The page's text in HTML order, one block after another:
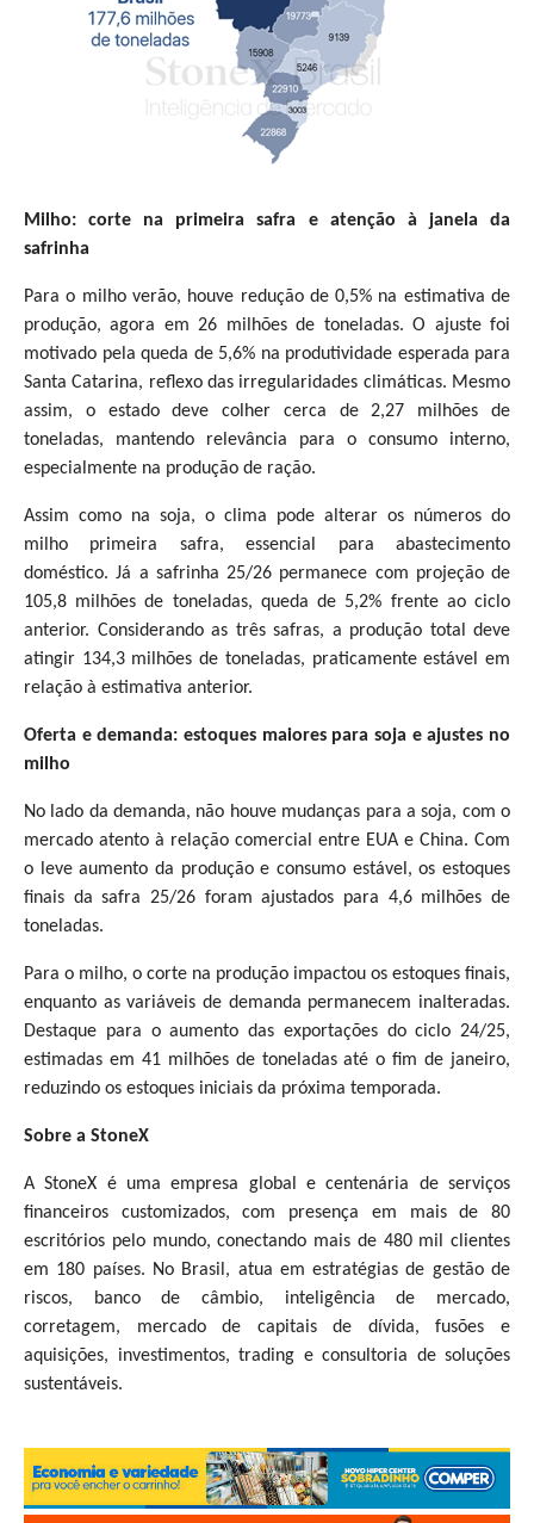
Milho: corte na primeira safra e atenção à janela da
safrinha
Para o milho verão, houve redução de 0,5% na estimativa de
produção, agora em 26 milhões de toneladas. O ajuste foi
motivado pela queda de 5,6% na produtividade esperada para
Santa Catarina, reflexo das irregularidades climáticas. Mesmo
assim, o estado deve colher cerca de 2,27 milhões de
toneladas, mantendo relevância para o consumo interno,
especialmente na produção de ração.
Assim como na soja, o clima pode alterar os números do
milho primeira safra, essencial para abastecimento
doméstico. Já a safrinha 25/26 permanece com projeção de
105,8 milhões de toneladas, queda de 5,2% frente ao ciclo
anterior. Considerando as três safras, a produção total deve
atingir 134,3 milhões de toneladas, praticamente estável em
relação à estimativa anterior.
Oferta e demanda: estoques maiores para soja e ajustes no
milho
No lado da demanda, não houve mudanças para a soja, com o
mercado atento à relação comercial entre EUA e China. Com
o leve aumento da produção e consumo estável, os estoques
finais da safra 25/26 foram ajustados para 4,6 milhões de
toneladas.
Para o milho, o corte na produção impactou os estoques finais,
enquanto as variáveis de demanda permanecem inalteradas.
Destaque para o aumento das exportações do ciclo 24/25,
estimadas em 41 milhões de toneladas até o fim de janeiro,
reduzindo os estoques iniciais da próxima temporada.
Sobre a StoneX
A StoneX é uma empresa global e centenária de serviços
financeiros customizados, com presença em mais de 80
escritórios pelo mundo, conectando mais de 480 mil clientes
em 180 países. No Brasil, atua em estratégias de gestão de
riscos, banco de câmbio, inteligência de mercado,
corretagem, mercado de capitais de dívida, fusões e
aquisições, investimentos, trading e consultoria de soluções
sustentáveis.